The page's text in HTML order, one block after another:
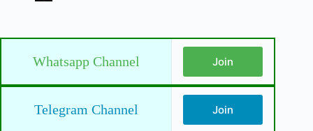
Whatsapp Channel Join
Telegram Channel Join